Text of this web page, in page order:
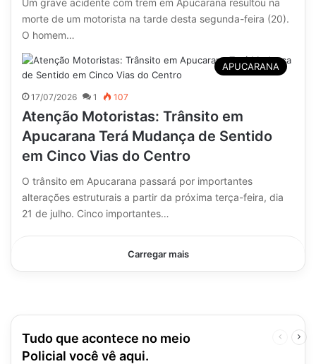
Um grave acidente com trem em Apucarana resultou na
morte de um motorista na tarde desta segunda-feira (20).
O homem…
APUCARANA
17/07/2026 1 107
Atenção Motoristas: Trânsito em
Apucarana Terá Mudança de Sentido
em Cinco Vias do Centro
O trânsito em Apucarana passará por importantes
alterações estruturais a partir da próxima terça-feira, dia
21 de julho. Cinco importantes…
Carregar mais
Tudo que acontece no meio
Policial você vê aqui.
Página